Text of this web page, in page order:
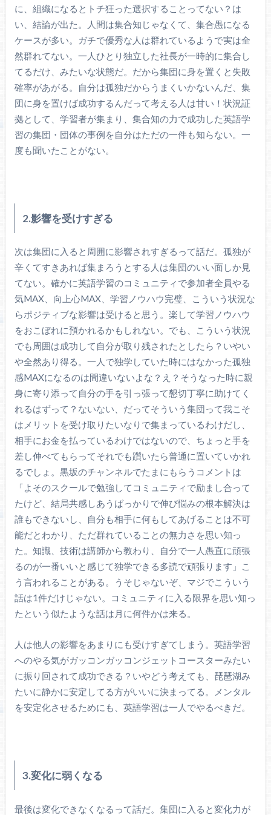
に、組織になるとトチ狂った選択することってない？は
い、結論が出た。人間は集合知じゃなくて、集合愚になる
ケースが多い。ガチで優秀な人は群れているようで実は全
然群れてない。一人ひとり独立した社長が一時的に集合し
てるだけ、みたいな状態だ。だから集団に身を置くと失敗
確率があがる。自分は孤独だからうまくいかないんだ、集
団に身を置けば成功するんだって考える人は甘い！状況証
拠として、学習者が集まり、集合知の力で成功した英語学
習の集団・団体の事例を自分はただの一件も知らない。一
度も聞いたことがない。
2.影響を受けすぎる
次は集団に入ると周囲に影響されすぎるって話だ。孤独が
辛くてすきあれば集まろうとする人は集団のいい面しか見
てない。確かに英語学習のコミュニティで参加者全員やる
気MAX、向上心MAX、学習ノウハウ完璧、こういう状況な
らポジティブな影響は受けると思う。楽して学習ノウハウ
をおこぼれに預かれるかもしれない。でも、こういう状況
でも周囲は成功して自分が取り残されたとしたら？いやい
や全然あり得る。一人で独学していた時にはなかった孤独
感MAXになるのは間違いないよな？え？そうなった時に親
身に寄り添って自分の手を引っ張って懇切丁寧に助けてく
れるはずって？ないない、だってそういう集団って我こそ
はメリットを受け取りたいなりで集まっているわけだし、
相手にお金を払っているわけではないので、ちょっと手を
差し伸べてもらってそれでも躓いたら普通に置いていかれ
るでしょ。黒坂のチャンネルでたまにもらうコメントは
「よそのスクールで勉強してコミュニティで励まし合って
たけど、結局共感しあうばっかりで伸び悩みの根本解決は
誰もできないし、自分も相手に何もしてあげることは不可
能だとわかり、ただ群れていることの無力さを思い知っ
た。知識、技術は講師から教わり、自分で一人愚直に頑張
るのが一番いいと感じて独学できる多読で頑張ります」こ
う言われることがある。うそじゃないぞ、マジでこういう
話は1件だけじゃない。コミュニティに入る限界を思い知っ
たという似たような話は月に何件かは来る。
人は他人の影響をあまりにも受けすぎてしまう。英語学習
へのやる気がガッコンガッコンジェットコースターみたい
に振り回されて成功できる？いやどう考えても、琵琶湖み
たいに静かに安定してる方がいいに決まってる。メンタル
を安定化させるためにも、英語学習は一人でやるべきだ。
3.変化に弱くなる
最後は変化できなくなるって話だ。集団に入ると変化力が